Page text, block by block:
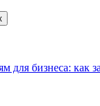
для бизнеса: как